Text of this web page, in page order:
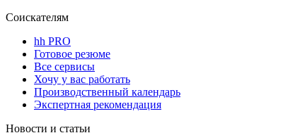
Соискателям
hh PRO
Готовое резюме
Все сервисы
Хочу у вас работать
Производственный календарь
Экспертная рекомендация
Новости и статьи